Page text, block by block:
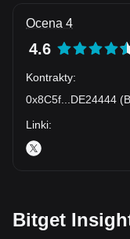
Ocena 4
4.6
Kontrakty:
0x8C5f
DE24444 (
Linki:
Bitget